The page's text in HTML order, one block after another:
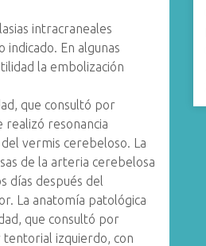
intracraneales
En algunas
la embolización
que consultó por
realizó resonancia
vermis cerebeloso. La
de la arteria cerebelosa
días después del
La anatomía patológica
que consultó por
tentorial izquierdo, con